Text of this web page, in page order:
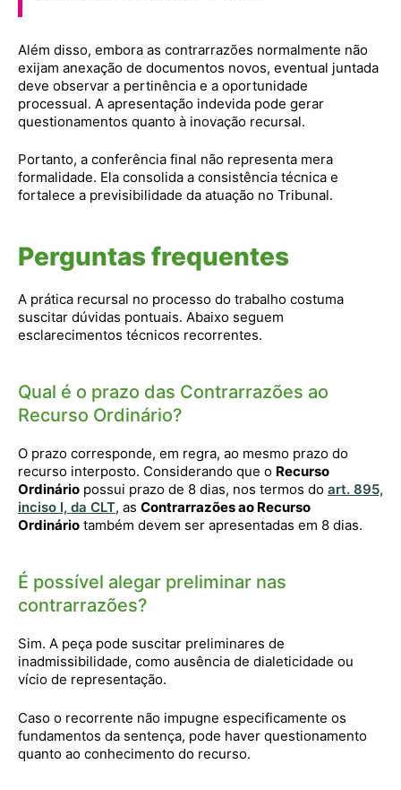
Além disso, embora as contrarrazões normalmente não
exijam anexação de documentos novos, eventual juntada
deve observar a pertinência e a oportunidade
processual. A apresentação indevida pode gerar
questionamentos quanto à inovação recursal.
Portanto, a conferência final não representa mera
formalidade. Ela consolida a consistência técnica e
fortalece a previsibilidade da atuação no Tribunal.
Perguntas frequentes
A prática recursal no processo do trabalho costuma
suscitar dúvidas pontuais. Abaixo seguem
esclarecimentos técnicos recorrentes.
Qual é o prazo das Contrarrazões ao
Recurso Ordinário?
O prazo corresponde, em regra, ao mesmo prazo do
recurso interposto. Considerando que o Recurso
Ordinário possui prazo de 8 dias, nos termos do art. 895,
inciso I, da CLT, as Contrarrazões ao Recurso
Ordinário também devem ser apresentadas em 8 dias.
É possível alegar preliminar nas
contrarrazões?
Sim. A peça pode suscitar preliminares de
inadmissibilidade, como ausência de dialeticidade ou
vício de representação.
Caso o recorrente não impugne especificamente os
fundamentos da sentença, pode haver questionamento
quanto ao conhecimento do recurso.